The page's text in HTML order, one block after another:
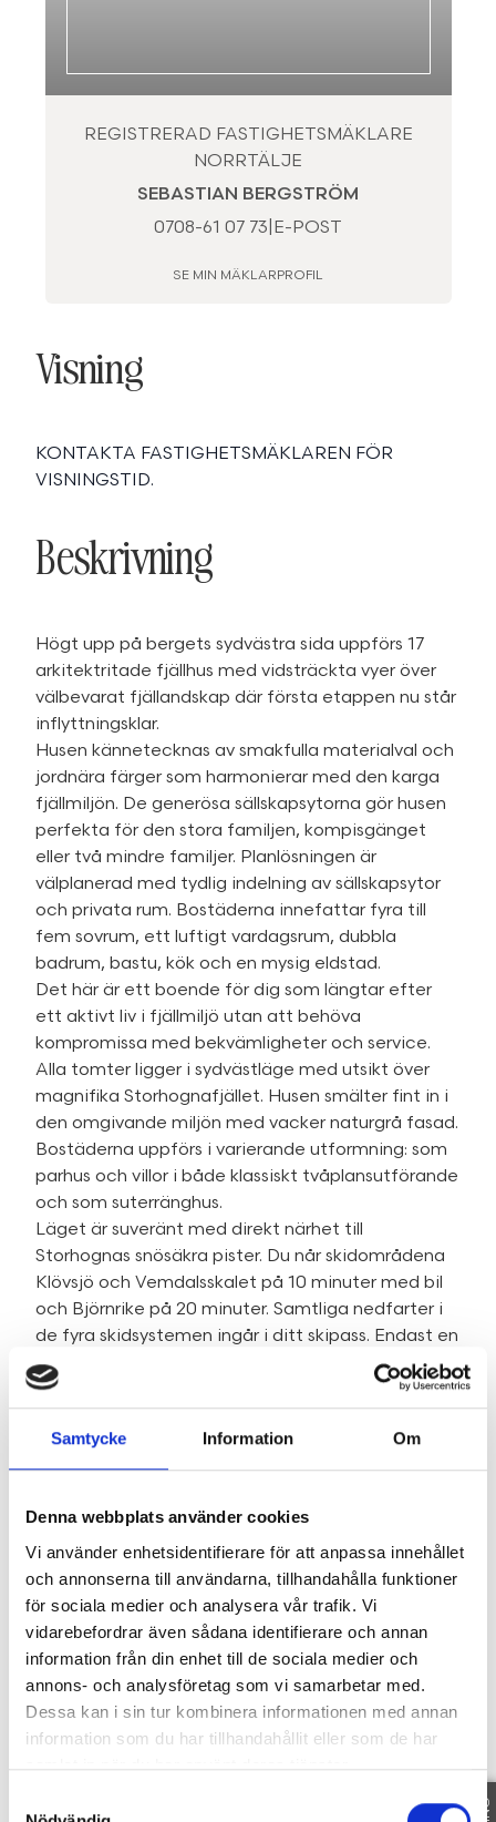
Samtycke Information Om
Denna webbplats använder cookies
Vi använder enhetsidentifierare för att anpassa innehållet
och annonserna till användarna, tillhandahålla funktioner
för sociala medier och analysera vår trafik. Vi
vidarebefordrar även sådana identifierare och annan
information från din enhet till de sociala medier och
annons- och analysföretag som vi samarbetar med.
Dessa kan i sin tur kombinera informationen med annan
information som du har tillhandahållit eller som de har
samlat in när du har använt deras tjänster.
REGISTRERAD FASTIGHETSMÄKLARE
NORRTÄLJE
SEBASTIAN BERGSTRÖM
0708-61 07 73 E-POST
SE MIN MÄKLARPROFIL
Visning
KONTAKTA FASTIGHETSMÄKLAREN FÖR
VISNINGSTID.
Beskrivning
Högt upp på bergets sydvästra sida uppförs 17
arkitektritade fjällhus med vidsträckta vyer över
välbevarat fjällandskap där första etappen nu står
inflyttningsklar.
Husen kännetecknas av smakfulla materialval och
jordnära färger som harmonierar med den karga
fjällmiljön. De generösa sällskapsytorna gör husen
perfekta för den stora familjen, kompisgänget
eller två mindre familjer. Planlösningen är
välplanerad med tydlig indelning av sällskapsytor
och privata rum. Bostäderna innefattar fyra till
fem sovrum, ett luftigt vardagsrum, dubbla
badrum, bastu, kök och en mysig eldstad.
Det här är ett boende för dig som längtar efter
ett aktivt liv i fjällmiljö utan att behöva
kompromissa med bekvämligheter och service.
Alla tomter ligger i sydvästläge med utsikt över
magnifika Storhognafjället. Husen smälter fint in i
den omgivande miljön med vacker naturgrå fasad.
Bostäderna uppförs i varierande utformning: som
parhus och villor i både klassiskt tvåplansutförande
och som suterränghus.
Läget är suveränt med direkt närhet till
Storhognas snösäkra pister. Du når skidområdena
Klövsjö och Vemdalsskalet på 10 minuter med bil
och Björnrike på 20 minuter. Samtliga nedfarter i
de fyra skidsystemen ingår i ditt skipass. Endast en
kilometer från husen ligger det exklusiva hotellet
Storhognas Högfjällshotell & Spa, en perfekt
lyxig middag. Aktivitetshuset Storhogna M i
närheten av hotellet erbjuder biljard, shuffleboard
Storhogna är en levande fjälldestination året om
som lockar med otaliga aktiviteter också när
vintersäsongen är över och sommarhalvåret tar
vid. Här kan du cykla i bergen, vandra till det
vackra vattenfallet Fallmoran, paddla kajak i
Vemån eller uppleva naturen från hästryggen. I
Storhogna vill man helt enkelt vara oavsett årstid,
vilket gör uthyrningsmöjligheterna optimala. De
väldisponerade bostädernas attraktiva läge nära
Teckna innan 30/4-2023 så erhåller ni ett komplett